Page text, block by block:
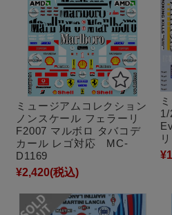
ミュージアムコレクション
ノンスケール フェラーリ
F2007 マルボロ タバコデ
カール レゴ対応 MC-
D1169
¥2,420(税込)
1/